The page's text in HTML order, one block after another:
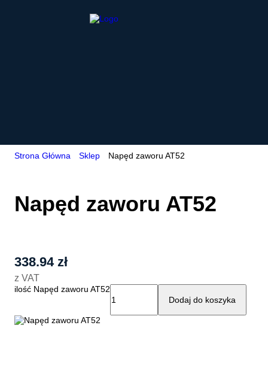
Strona Główna Sklep Napęd zaworu AT52
Napęd zaworu AT52
338.94 zł
z VAT
ilość Napęd zaworu AT52
Dodaj do koszyka